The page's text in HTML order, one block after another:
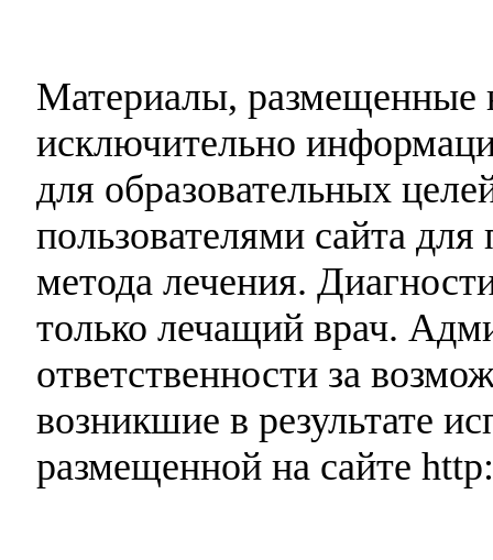
Материалы, размещенные
исключительно
для образовательных
пользователями сайта
метода лечения.
только лечащий врач.
ответственности за
возникшие в результате
размещенной на сайте